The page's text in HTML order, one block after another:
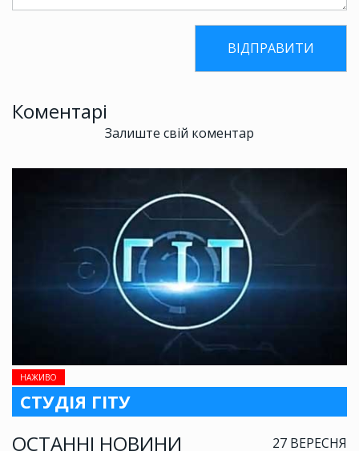
НАЖИВО
СТУДІЯ ГІТУ
ОСТАННІ НОВИНИ 27 ВЕРЕСНЯ
Коментарі
Залиште свій коментар